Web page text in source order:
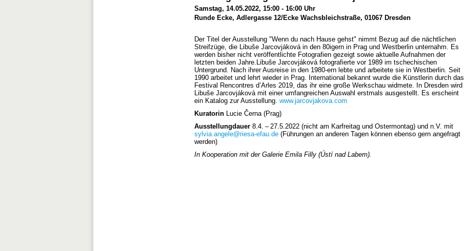
Samstag, 14.05.2022, 15:00 - 16:00 Uhr
Runde Ecke, Adlergasse 12/Ecke Wachsbleichstraße, 01067 Dresden
Der Titel der Ausstellung "Wenn du nach Hause gehst" nimmt Bezug auf die nächtlichen
Streifzüge, die Libuše Jarcovjáková in den 80igern in Prag und Westberlin unternahm. Es
werden bisher nicht veröffentlichte Fotografien gezeigt sowie aktuelle Aufnahmen der
letzten beiden Jahre.Libuše Jarcovjáková fotografierte vor 1989 im tschechischen
Untergrund. Nach ihrer Ausreise in den 1980-ern lebte und arbeitete sie in Westberlin. Seit
1990 arbeitet und lehrt wieder in Prag. International bekannt wurde die Künstlerin durch das
Festival Rencontres d’Arles 2019, das ihr eine große Werkschau widmete. In Dresden wird
Libuše Jarcovjáková mit einer umfangreichen Auswahl erstmals ausgestellt. Es erscheint
ein Katalog zur Ausstellung. www.jarcovjakova.com
Kuratorin Lucie Černa (Prag)
Ausstellungdauer 8.4. – 27.5.2022 (nicht am Karfreitag und Ostermontag) und n.V. mit
sylvia.angele@riesa-efau.de (Führungen an anderen Tagen können ebenso gern angefragt
werden)
In Kooperation mit der Galerie Emila Filly (Ústí nad Labem).